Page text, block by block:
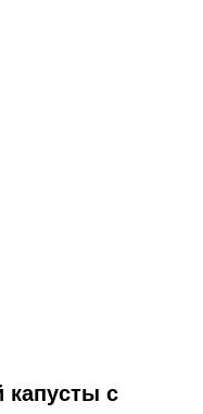
капусты с